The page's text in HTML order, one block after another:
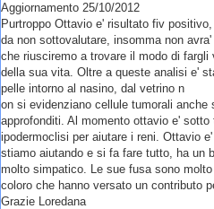
Aggiornamento 25/10/2012
Purtroppo Ottavio e' risultato fiv
da non sottovalutare, insomma non
che riusciremo a trovare il modo di
della sua vita. Oltre a queste analisi e'
pelle intorno al nasino, dal vetrino n
on si evidenziano cellule tumorali anche
approfonditi. Al momento ottavio e'
ipodermoclisi per aiutare i reni. Ottavio
stiamo aiutando e si fa fare tutto, ha un
molto simpatico. Le sue fusa sono
coloro che hanno versato un contributo
Grazie Loredana